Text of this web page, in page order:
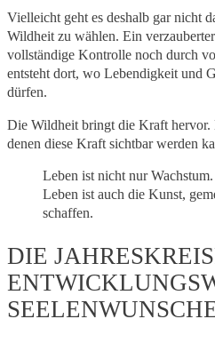
Vielleicht geht es deshalb gar nicht
Wildheit zu wählen. Ein
vollständige Kontrolle noch durch
entsteht dort, wo Lebendigkeit und
dürfen.
Die Wildheit bringt die Kraft hervor.
denen diese Kraft sichtbar werden
Leben ist nicht nur Wachstum.
Leben ist auch die Kunst,
schaffen.
DIE